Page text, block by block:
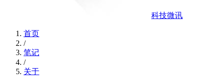
科技微讯
首页
/
笔记
/
关于